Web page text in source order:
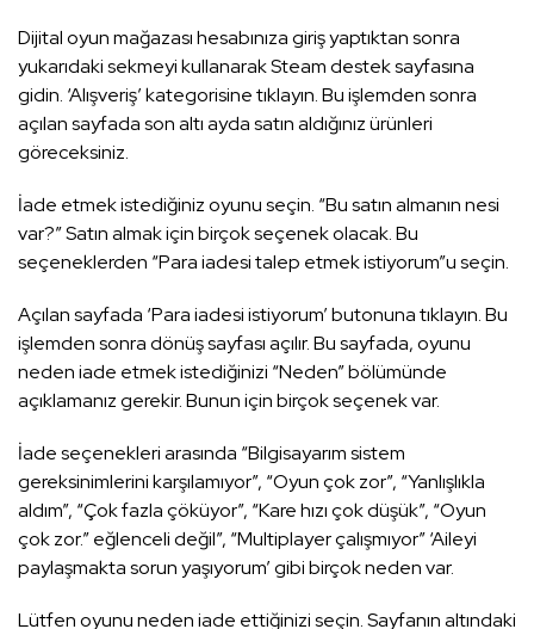
Dijital oyun mağazası hesabınıza giriş yaptıktan sonra
yukarıdaki sekmeyi kullanarak Steam destek sayfasına
gidin. ‘Alışveriş’ kategorisine tıklayın. Bu işlemden sonra
açılan sayfada son altı ayda satın aldığınız ürünleri
göreceksiniz.
İade etmek istediğiniz oyunu seçin. “Bu satın almanın nesi
var?” Satın almak için birçok seçenek olacak. Bu
seçeneklerden “Para iadesi talep etmek istiyorum”u seçin.
Açılan sayfada ‘Para iadesi istiyorum’ butonuna tıklayın. Bu
işlemden sonra dönüş sayfası açılır. Bu sayfada, oyunu
neden iade etmek istediğinizi “Neden” bölümünde
açıklamanız gerekir. Bunun için birçok seçenek var.
İade seçenekleri arasında “Bilgisayarım sistem
gereksinimlerini karşılamıyor”, “Oyun çok zor”, “Yanlışlıkla
aldım”, “Çok fazla çöküyor”, “Kare hızı çok düşük”, “Oyun
çok zor.” eğlenceli değil”, “Multiplayer çalışmıyor” ‘Aileyi
paylaşmakta sorun yaşıyorum’ gibi birçok neden var.
Lütfen oyunu neden iade ettiğinizi seçin. Sayfanın altındaki